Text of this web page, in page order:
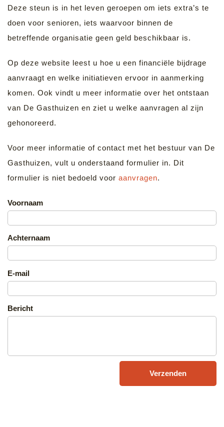
Deze steun is in het leven geroepen om iets extra’s te
doen voor senioren, iets waarvoor binnen de
betreffende organisatie geen geld beschikbaar is.
Op deze website leest u hoe u een financiële bijdrage
aanvraagt en welke initiatieven ervoor in aanmerking
komen. Ook vindt u meer informatie over het ontstaan
van De Gasthuizen en ziet u welke aanvragen al zijn
gehonoreerd.
Voor meer informatie of contact met het bestuur van De
Gasthuizen, vult u onderstaand formulier in. Dit
formulier is niet bedoeld voor aanvragen.
Voornaam
Achternaam
E-mail
Bericht